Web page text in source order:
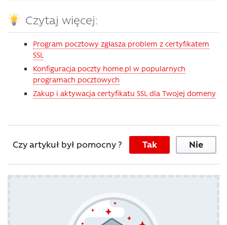
Czytaj więcej:
Program pocztowy zgłasza problem z certyfikatem
SSL
Konfiguracja poczty home.pl w popularnych
programach pocztowych
Zakup i aktywacja certyfikatu SSL dla Twojej domeny
Czy artykuł był pomocny ? Tak Nie